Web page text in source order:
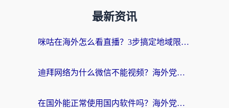
最新资讯
咪咕在海外怎么看直播？3步搞定地域限制，还能畅看腾讯视频与国内热剧
迪拜网络为什么微信不能视频？海外党必看的回国加速全攻略
在国外能正常使用国内软件吗？海外党亲测有效的无缝访问指南